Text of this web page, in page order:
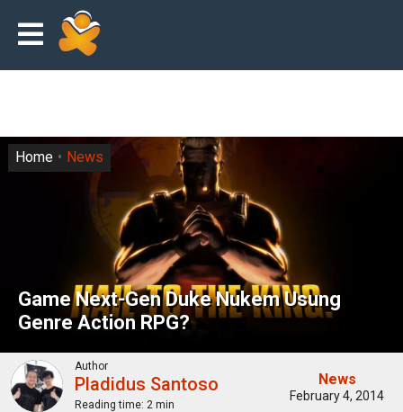
Game Next-Gen Duke Nukem Usung
Genre Action RPG?
Home News
Author
Pladidus Santoso
Reading time: 2 min
News
February 4, 2014